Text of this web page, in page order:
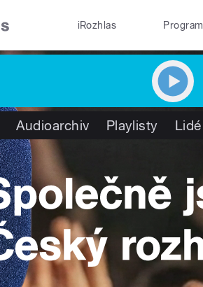
iRozhlas Program
Audioarchiv Playlisty Lidé